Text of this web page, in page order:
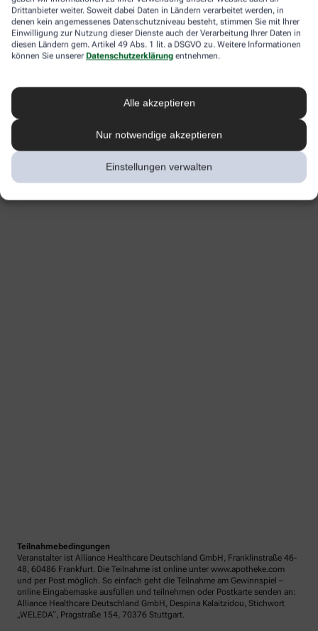
Drittanbieter weiter. Soweit dabei Daten in Ländern verarbeitet werden, in
denen kein angemessenes Datenschutzniveau besteht, stimmen Sie mit Ihrer
Einwilligung zur Nutzung dieser Dienste auch der Verarbeitung Ihrer Daten in
diesen Ländern gem. Artikel 49 Abs. 1 lit. a DSGVO zu. Weitere Informationen
können Sie unserer Datenschutzerklärung entnehmen.
Alle akzeptieren
Nur notwendige akzeptieren
Einstellungen verwalten
Teilnahmebedingungen
Veranstalter ist Alliance Healthcare Deutschland GmbH, Franklinstraße 46-
48, 60486 Frankfurt. Die Teilnahme ist online unter www.apotheke.com
und per Post möglich. So einfach geht die Teilnahme am Gewinnspiel –
online Eingabemaske ausfüllen und teilnehmen oder Postkarte senden an:
Alliance Healthcare Deutschland GmbH, Despina Kalaitzidou, Stichwort
„WELEDA“, Pragstraße 154, 70376 Stuttgart.